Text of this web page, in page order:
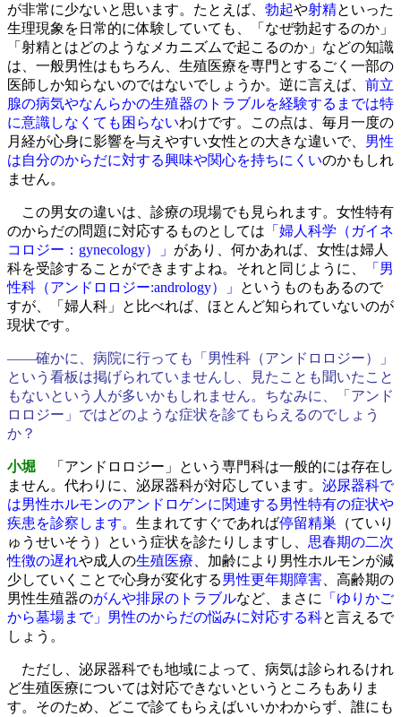
が非常に少ないと思います。たとえば、 勃起や射精といった
生理現象を日常的に体験していても、「なぜ勃起するのか」
「射精とはどのようなメカニズムで起こるのか」などの知識
は、一般男性はもちろん、生殖医療を専門とするごく一部の
医師しか知らないのではないでしょうか。逆に言えば、 前立
腺の病気やなんらかの生殖器のトラブルを経験するまでは特
に意識しなくても困らないわけです。この点は、毎月一度の
月経が心身に影響を与えやすい女性との大きな違いで、 男性
は自分のからだに対する興味や関心を持ちにくいのかもしれ
ません。
この男女の違いは、診療の現場でも見られます。女性特有
のからだの問題に対応するものとしては 「婦人科学（ガイネ
コロジー：gynecology）」 があり、何かあれば、女性は婦人
科を受診することができますよね。それと同じように、
「男
性科（アンドロロジー:andrology）」
というものもあるので
すが、「婦人科」と比べれば、ほとんど知られていないのが
現状です。
――確かに、病院に行っても「男性科（アンドロロジー）」
という看板は掲げられていませんし、見たことも聞いたこと
もないという人が多いかもしれません。ちなみに、「アンド
ロロジー」ではどのような症状を診てもらえるのでしょう
か？
小堀 「アンドロロジー」という専門科は一般的には存在し
ません。代わりに、泌尿器科が対応しています。 泌尿器科で
は男性ホルモンのアンドロゲンに関連する男性特有の症状や
疾患を診察します。 生まれてすぐであれば停留精巣 （ていり
ゅうせいそう）という症状を診たりしますし、 思春期の二次
性徴の遅れや成人の生殖医療 、加齢により男性ホルモンが減
少していくことで心身が変化する男性更年期障害 、高齢期の
男性生殖器のがんや排尿のトラブルなど、まさに
「ゆりかご
から墓場まで」男性のからだの悩みに対応する科と言えるで
しょう。
ただし、泌尿器科でも地域によって、病気は診られるけれ
ど生殖医療については対応できないというところもありま
す。そのため、どこで診てもらえばいいかわからず、誰にも